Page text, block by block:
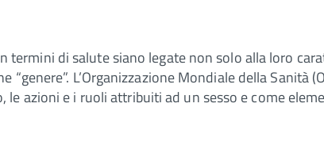
termini di salute siano legate non solo alla loro
L’Organizzazione Mondiale della Sanità
azioni e i ruoli attribuiti ad un sesso e come